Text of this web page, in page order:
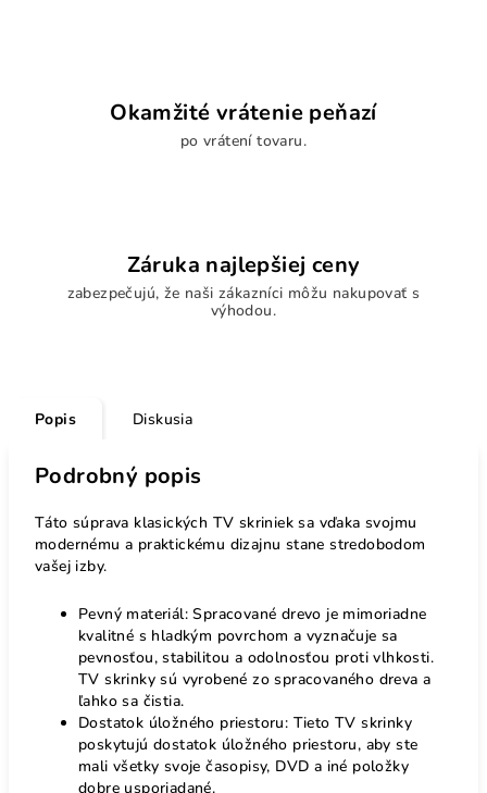
Okamžité vrátenie peňazí
po vrátení tovaru.
Záruka najlepšiej ceny
zabezpečujú, že naši zákazníci môžu nakupovať s
výhodou.
Popis Diskusia
Podrobný popis
Táto súprava klasických TV skriniek sa vďaka svojmu
modernému a praktickému dizajnu stane stredobodom
vašej izby.
Pevný materiál: Spracované drevo je mimoriadne
kvalitné s hladkým povrchom a vyznačuje sa
pevnosťou, stabilitou a odolnosťou proti vlhkosti.
TV skrinky sú vyrobené zo spracovaného dreva a
ľahko sa čistia.
Dostatok úložného priestoru: Tieto TV skrinky
poskytujú dostatok úložného priestoru, aby ste
mali všetky svoje časopisy, DVD a iné položky
dobre usporiadané.